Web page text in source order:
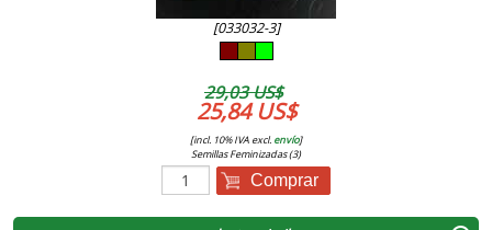
[033032-3]
29,03 US$
25,84 US$
[incl. 10% IVA excl. envío]
Semillas Feminizadas (3)
Comprar